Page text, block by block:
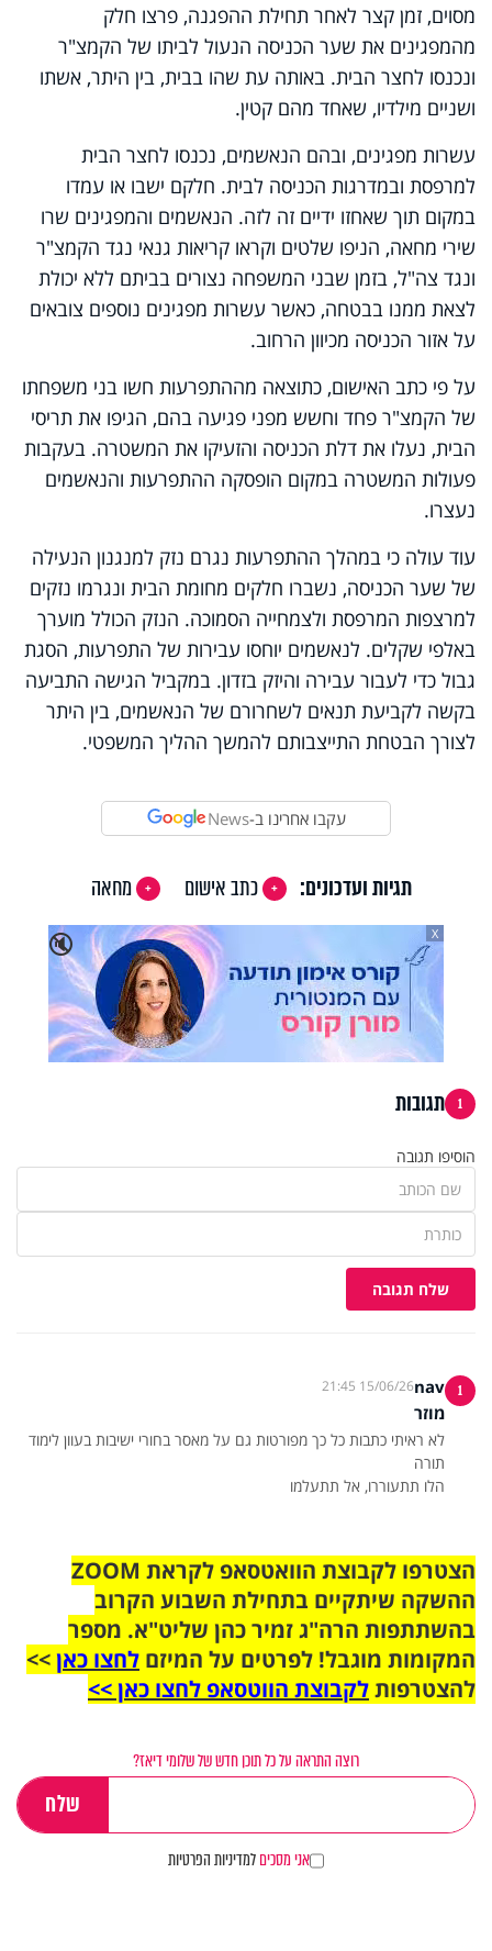
מסוים, זמן קצר לאחר תחילת ההפגנה, פרצו חלק
מהמפגינים את שער הכניסה הנעול לביתו של הקמצ"ר
ונכנסו לחצר הבית. באותה עת שהו בבית, בין היתר, אשתו
ושניים מילדיו, שאחד מהם קטין.
עשרות מפגינים, ובהם הנאשמים, נכנסו לחצר הבית
למרפסת ובמדרגות הכניסה לבית. חלקם ישבו או עמדו
במקום תוך שאחזו ידיים זה לזה. הנאשמים והמפגינים שרו
שירי מחאה, הניפו שלטים וקראו קריאות גנאי נגד הקמצ"ר
ונגד צה"ל, בזמן שבני המשפחה נצורים בביתם ללא יכולת
לצאת ממנו בבטחה, כאשר עשרות מפגינים נוספים צובאים
על אזור הכניסה מכיוון הרחוב.
על פי כתב האישום, כתוצאה מההתפרעות חשו בני משפחתו
של הקמצ"ר פחד וחשש מפני פגיעה בהם, הגיפו את תריסי
הבית, נעלו את דלת הכניסה והזעיקו את המשטרה. בעקבות
פעולות המשטרה במקום הופסקה ההתפרעות והנאשמים
נעצרו.
עוד עולה כי במהלך ההתפרעות נגרם נזק למנגנון הנעילה
של שער הכניסה, נשברו חלקים מחומת הבית ונגרמו נזקים
למרצפות המרפסת ולצמחייה הסמוכה. הנזק הכולל מוערך
באלפי שקלים. לנאשמים יוחסו עבירות של התפרעות, הסגת
גבול כדי לעבור עבירה והיזק בזדון. במקביל הגישה התביעה
בקשה לקביעת תנאים לשחרורם של הנאשמים, בין היתר
לצורך הבטחת התייצבותם להמשך ההליך המשפטי.
עקבו אחרינו ב-News
תגיות ועדכונים: כתב אישום
מחאה
🔇
X
1 תגובות
הוסיפו תגובה
שלח תגובה
1
nav
15/06/26 21:45
מוזר
לא ראיתי כתבות כל כך מפורטות גם על מאסר בחורי ישיבות בעוון לימוד
הלו תתעוררו, אל תתעלמו
הצטרפו לקבוצת הוואטסאפ לקראת ZOOM
ההשקה שיתקיים בתחילת השבוע הקרוב
בהשתתפות הרה"ג זמיר כהן שליט"א. מספר
המקומות מוגבל! לפרטים על המיזם לחצו כאן>>
להצטרפותלקבוצת הווטסאפ לחצו כאן >>
רוצה התראה על כל תוכן חדש של שלומי דיאז?
אני מסכיםלמדיניות הפרטיות